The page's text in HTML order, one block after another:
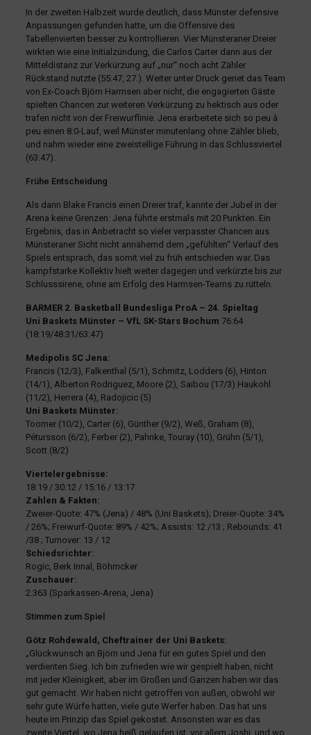
In der zweiten Halbzeit wurde deutlich, dass Münster defensive
Anpassungen gefunden hatte, um die Offensive des
Tabellenvierten besser zu kontrollieren. Vier Münsteraner Dreier
wirkten wie eine Initialzündung, die Carlos Carter dann aus der
Mitteldistanz zur Verkürzung auf „nur“ noch acht Zähler
Rückstand nutzte (55:47, 27.). Weiter unter Druck geriet das Team
von Ex-Coach Björn Harmsen aber nicht, die engagierten Gäste
spielten Chancen zur weiteren Verkürzung zu hektisch aus oder
trafen nicht von der Freiwurflinie. Jena erarbeitete sich so peu à
peu einen 8:0-Lauf, weil Münster minutenlang ohne Zähler blieb,
und nahm wieder eine zweistellige Führung in das Schlussviertel
(63:47).
Frühe Entscheidung
Als dann Blake Francis einen Dreier traf, kannte der Jubel in der
Arena keine Grenzen: Jena führte erstmals mit 20 Punkten. Ein
Ergebnis, das in Anbetracht so vieler verpasster Chancen aus
Münsteraner Sicht nicht annähernd dem „gefühlten“ Verlauf des
Spiels entsprach, das somit viel zu früh entschieden war. Das
kampfstarke Kollektiv hielt weiter dagegen und verkürzte bis zur
Schlusssirene, ohne am Erfolg des Harmsen-Teams zu rütteln.
BARMER 2. Basketball Bundesliga ProA – 24. Spieltag
Uni Baskets Münster – VfL SK-Stars Bochum 76:64
(18:19/48:31/63:47)
Medipolis SC Jena:
Francis (12/3), Falkenthal (5/1), Schmitz, Lodders (6), Hinton
(14/1), Alberton Rodriguez, Moore (2), Saibou (17/3) Haukohl
(11/2), Herrera (4), Radojicic (5)
Uni Baskets Münster:
Toomer (10/2), Carter (6), Günther (9/2), Weß, Graham (8),
Pétursson (6/2), Ferber (2), Pahnke, Touray (10), Grühn (5/1),
Scott (8/2)
Viertelergebnisse:
18:19 / 30:12 / 15:16 / 13:17
Zahlen & Fakten:
Zweier-Quote: 47% (Jena) / 48% (Uni Baskets); Dreier-Quote: 34%
/ 26%; Freiwurf-Quote: 89% / 42%; Assists: 12 /13 ; Rebounds: 41
/38 ; Turnover: 13 / 12
Schiedsrichter:
Rogic, Berk Innal, Böhmcker
Zuschauer:
2.363 (Sparkassen-Arena, Jena)
Stimmen zum Spiel
Götz Rohdewald, Cheftrainer der Uni Baskets:
„Glückwunsch an Björn und Jena für ein gutes Spiel und den
verdienten Sieg. Ich bin zufrieden wie wir gespielt haben, nicht
mit jeder Kleinigkeit, aber im Großen und Ganzen haben wir das
gut gemacht. Wir haben nicht getroffen von außen, obwohl wir
sehr gute Würfe hatten, viele gute Werfer haben. Das hat uns
heute im Prinzip das Spiel gekostet. Ansonsten war es das
zweite Viertel, wo Jena heiß gelaufen ist, vor allem Joshi, und wo